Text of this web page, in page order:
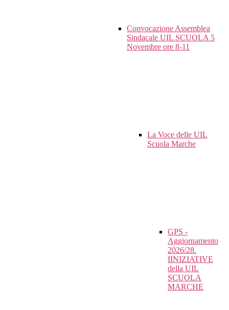
Convocazione Assemblea
Sindacale UIL SCUOLA 5
Novembre ore 8-11
La Voce delle UIL
Scuola Marche
GPS -
Aggiornamento
2026/28.
IINIZIATIVE
della UIL
SCUOLA
MARCHE